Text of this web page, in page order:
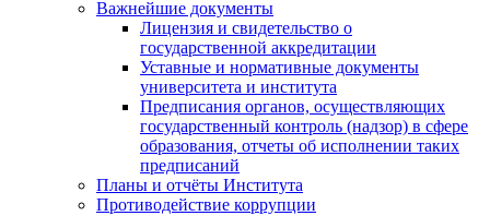
Важнейшие документы
Лицензия и свидетельство о
государственной аккредитации
Уставные и нормативные документы
университета и института
Предписания органов, осуществляющих
государственный контроль (надзор) в сфере
образования, отчеты об исполнении таких
предписаний
Планы и отчёты Института
Противодействие коррупции